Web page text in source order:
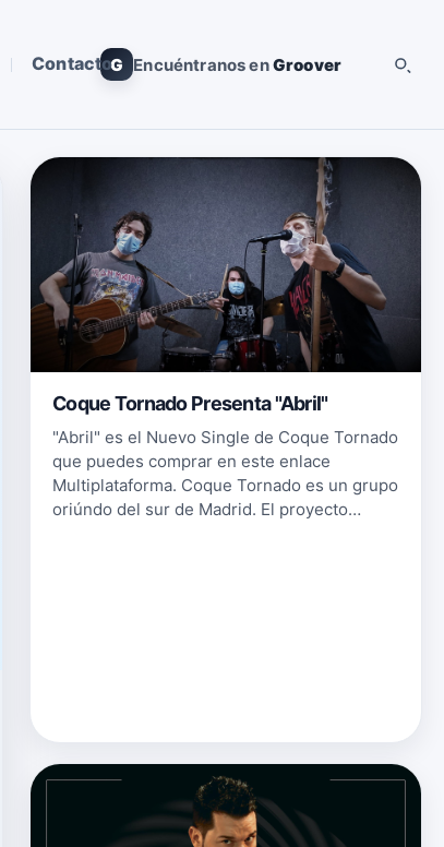
ContactoG Encuéntranos enGroover
Coque Tornado Presenta "Abril"
"Abril" es el Nuevo Single de Coque Tornado
que puedes comprar en este enlace
Multiplataforma. Coque Tornado es un grupo
oriúndo del sur de Madrid. El proyecto